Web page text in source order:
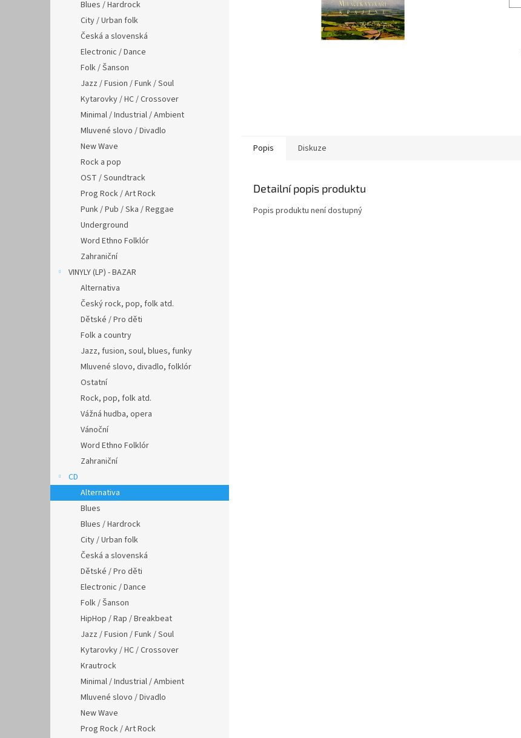
Blues / Hardrock
City / Urban folk
Česká a slovenská
Electronic / Dance
Folk / Šanson
Jazz / Fusion / Funk / Soul
Kytarovky / HC / Crossover
Minimal / Industrial / Ambient
Mluvené slovo / Divadlo
New Wave
Rock a pop
OST / Soundtrack
Prog Rock / Art Rock
Punk / Pub / Ska / Reggae
Underground
Word Ethno Folklór
Zahraniční
VINYLY (LP) - BAZAR
Alternativa
Český rock, pop, folk atd.
Dětské / Pro děti
Folk a country
Jazz, fusion, soul, blues, funky
Mluvené slovo, divadlo, folklór
Ostatní
Rock, pop, folk atd.
Vážná hudba, opera
Vánoční
Word Ethno Folklór
Zahraniční
CD
Alternativa
Blues
Blues / Hardrock
City / Urban folk
Česká a slovenská
Dětské / Pro děti
Electronic / Dance
Folk / Šanson
HipHop / Rap / Breakbeat
Jazz / Fusion / Funk / Soul
Kytarovky / HC / Crossover
Krautrock
Minimal / Industrial / Ambient
Mluvené slovo / Divadlo
New Wave
Prog Rock / Art Rock
Popis Diskuze
Detailní popis produktu
Popis produktu není dostupný